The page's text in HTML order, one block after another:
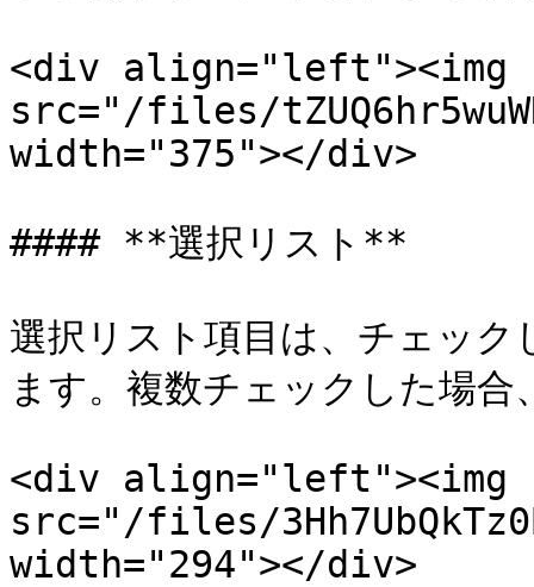
<div align="left"><img
src="/files/
width="375"></div>
#### **選択リスト**
選択リスト項目は、チェッ
ます。複数チェックした場合
<div align="left"><img
src="/files/
width="294"></div>